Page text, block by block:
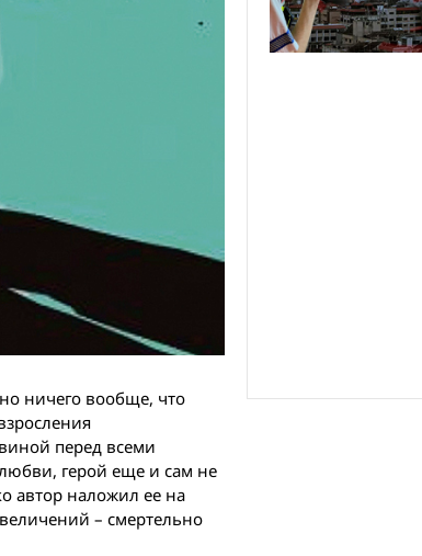
ничего вообще, что
перед всеми
герой еще и сам не
автор наложил ее на
– смертельно